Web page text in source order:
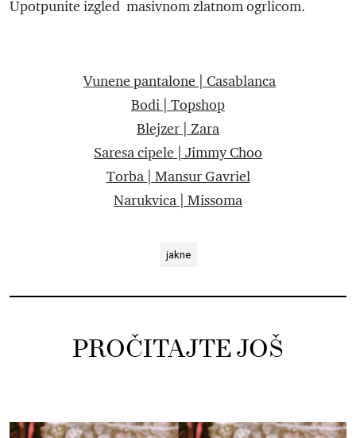
Upotpunite izgled masivnom zlatnom ogrlicom.
Vunene pantalone | Casablanca
Bodi | Topshop
Blejzer | Zara
Saresa cipele | Jimmy Choo
Torba | Mansur Gavriel
Narukvica | Missoma
jakne
PROČITAJTE JOŠ